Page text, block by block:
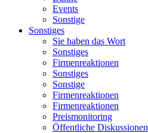
Events
Sonstige
Sonstiges
Sie haben das Wort
Sonstiges
Firmenreaktionen
Sonstiges
Sonstige
Firmenreaktionen
Firmenreaktionen
Preismonitoring
Öffentliche Diskussionen